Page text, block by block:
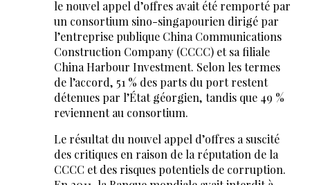
le nouvel appel d’offres avait été remporté par
un consortium sino-singapourien dirigé par
l’entreprise publique China Communications
Construction Company (CCCC) et sa filiale
China Harbour Investment. Selon les termes
de l’accord, 51 % des parts du port restent
détenues par l’État géorgien, tandis que 49 %
reviennent au consortium.
Le résultat du nouvel appel d’offres a suscité
des critiques en raison de la réputation de la
CCCC et des risques potentiels de corruption.